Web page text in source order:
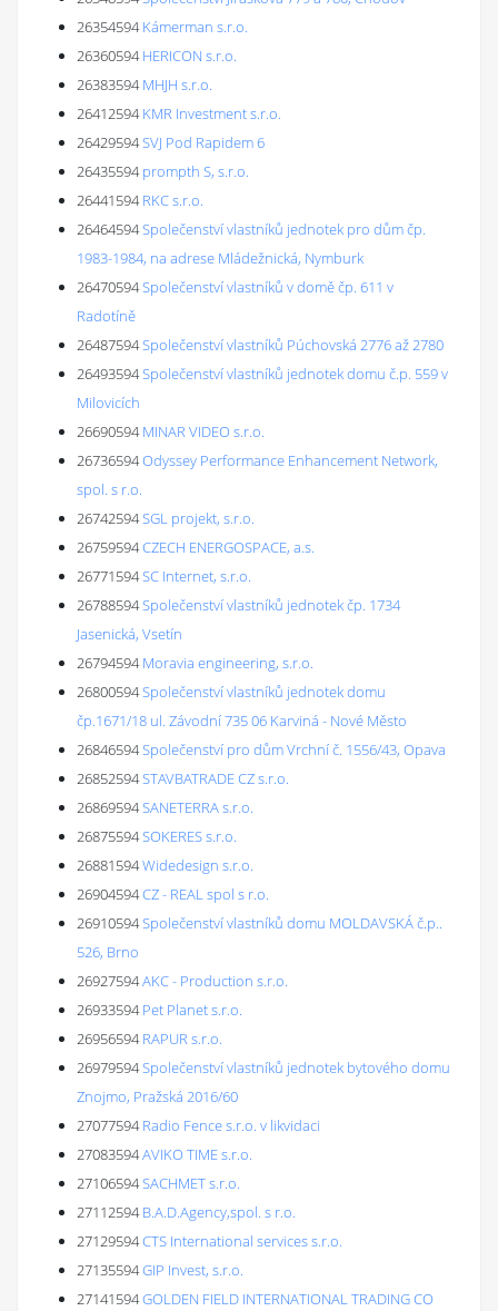
26354594 Kámerman s.r.o.
26360594 HERICON s.r.o.
26383594 MHJH s.r.o.
26412594 KMR Investment s.r.o.
26429594SVJ Pod Rapidem 6
26435594 prompth S, s.r.o.
26441594 RKC s.r.o.
26464594Společenství vlastníků jednotek pro dům čp.
1983-1984, na adrese Mládežnická, Nymburk
26470594Společenství vlastníků v domě čp. 611 v
Radotíně
26487594Společenství vlastníků Púchovská 2776 až 2780
26493594Společenství vlastníků jednotek domu č.p. 559 v
Milovicích
26690594 MINAR VIDEO s.r.o.
26736594Odyssey Performance Enhancement Network,
spol. s r.o.
26742594SGL projekt, s.r.o.
26759594CZECH ENERGOSPACE, a.s.
26771594SC Internet, s.r.o.
26788594Společenství vlastníků jednotek čp. 1734
Jasenická, Vsetín
26794594 Moravia engineering, s.r.o.
26800594Společenství vlastníků jednotek domu
čp.1671/18 ul. Závodní 735 06 Karviná - Nové Město
26846594Společenství pro dům Vrchní č. 1556/43, Opava
26852594STAVBATRADE CZ s.r.o.
26869594SANETERRA s.r.o.
26875594SOKERES s.r.o.
26881594Widedesign s.r.o.
26904594CZ - REAL spol s r.o.
26910594Společenství vlastníků domu MOLDAVSKÁ č.p..
526, Brno
26927594AKC - Production s.r.o.
26933594 Pet Planet s.r.o.
26956594 RAPUR s.r.o.
26979594Společenství vlastníků jednotek bytového domu
Znojmo, Pražská 2016/60
27077594 Radio Fence s.r.o. v likvidaci
27083594AVIKO TIME s.r.o.
27106594SACHMET s.r.o.
27112594 B.A.D.Agency,spol. s r.o.
27129594CTS International services s.r.o.
27135594GIP Invest, s.r.o.
27141594GOLDEN FIELD INTERNATIONAL TRADING CO